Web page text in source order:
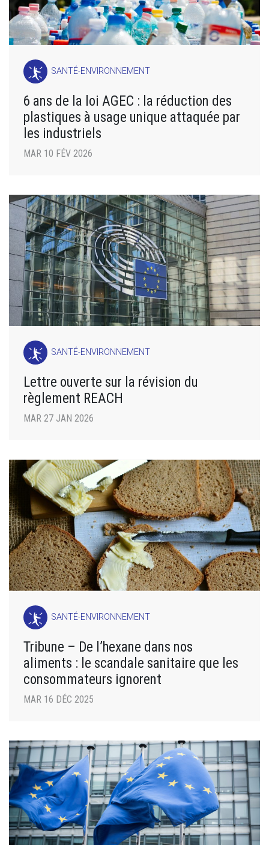
SANTÉ-ENVIRONNEMENT
6 ans de la loi AGEC : la réduction des
plastiques à usage unique attaquée par
les industriels
MAR 10 FÉV 2026
SANTÉ-ENVIRONNEMENT
Lettre ouverte sur la révision du
règlement REACH
MAR 27 JAN 2026
SANTÉ-ENVIRONNEMENT
Tribune – De l’hexane dans nos
aliments : le scandale sanitaire que les
consommateurs ignorent
MAR 16 DÉC 2025